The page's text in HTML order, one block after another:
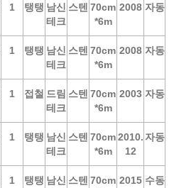
1 탱탱 남신
테크
스텐 70cm
*6m
2008 자동
1 탱탱 남신
테크
스텐 70cm
*6m
2008 자동
1 접철 드림
테크
스텐 70cm
*6m
2003 자동
1 탱탱 남신
테크
스텐 70cm
*6m
2010.
12
자동
1 탱탱 남신 스텐 70cm 2015 수동